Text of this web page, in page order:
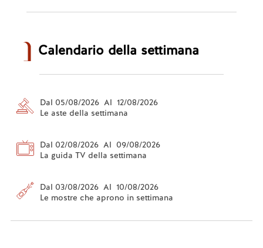
Calendario della settimana
Dal 05/08/2026 Al 12/08/2026
Le aste della settimana
Dal 02/08/2026 Al 09/08/2026
La guida TV della settimana
Dal 03/08/2026 Al 10/08/2026
Le mostre che aprono in settimana